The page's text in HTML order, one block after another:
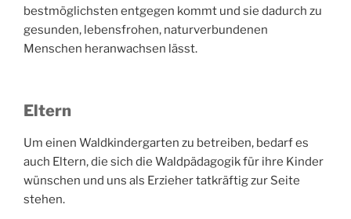
bestmöglichsten entgegen kommt und sie dadurch zu
gesunden, lebensfrohen, naturverbundenen
Menschen heranwachsen lässt.
Eltern
Um einen Waldkindergarten zu betreiben, bedarf es
auch Eltern, die sich die Waldpädagogik für ihre Kinder
wünschen und uns als Erzieher tatkräftig zur Seite
stehen.